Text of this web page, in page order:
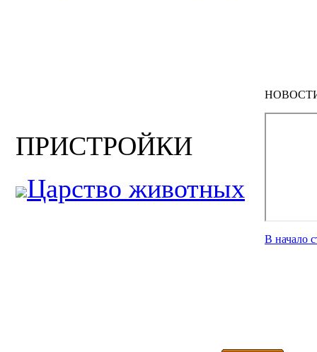
ПРИСТРОЙКИ
Царство животных
В начало